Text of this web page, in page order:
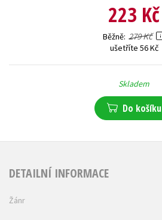
223 Kč
Běžně 279 Kč
ušetříte 56 Kč
Skladem
Do košíku
DETAILNÍ INFORMACE
Žánr